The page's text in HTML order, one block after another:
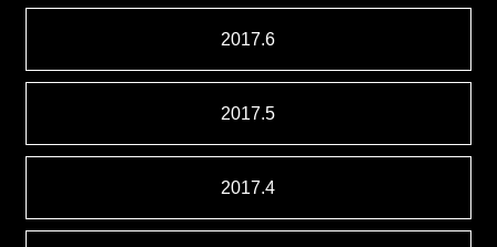
2017.6
2017.5
2017.4